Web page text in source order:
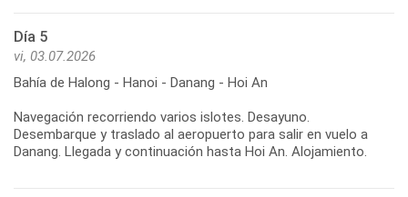
Día 5
vi, 03.07.2026
Bahía de Halong - Hanoi - Danang - Hoi An
Navegación recorriendo varios islotes. Desayuno.
Desembarque y traslado al aeropuerto para salir en vuelo a